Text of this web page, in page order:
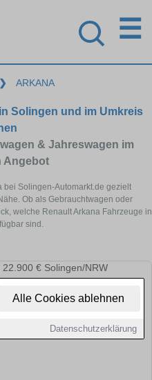
Alle Cookies ablehnen
Datenschutzerklärung
☰
❯ ARKANA
Solingen und im Umkreis
& Jahreswagen im
Angebot
bei Solingen-Automarkt.de gezielt
Ob als Gebrauchtwagen oder
welche Renault Arkana Fahrzeuge in
sind.